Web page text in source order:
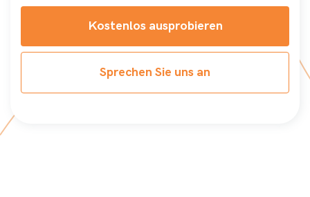
Kostenlos ausprobieren
Sprechen Sie uns an